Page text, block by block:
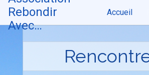
Skip
content
Rebondir
Avec…
Accueil